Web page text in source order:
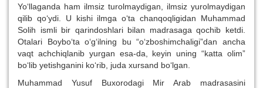
Yo‘llaganda ham ilmsiz turolmaydigan, ilmsiz yurolmaydigan
qilib qo‘ydi. U kishi ilmga o‘ta chanqoqligidan Muhammad
Solih ismli bir qarindoshlari bilan madrasaga qochib ketdi.
Otalari Boybo‘ta o‘g‘ilning bu “o‘zboshimchaligi”dan ancha
vaqt achchiqlanib yurgan esa-da, keyin uning “katta olim”
bo‘lib yetishganini ko‘rib, juda xursand bo‘lgan.
Muhammad Yusuf Buxorodagi Mir Arab madrasasini